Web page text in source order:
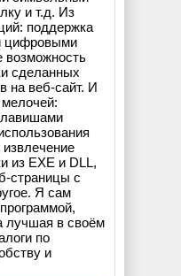
и т.д. Из
поддержка
цифровыми
возможность
сделанных
на веб-сайт. И
из EXE и DLL,
страницы с
Я сам
лучшая в своём
по
и